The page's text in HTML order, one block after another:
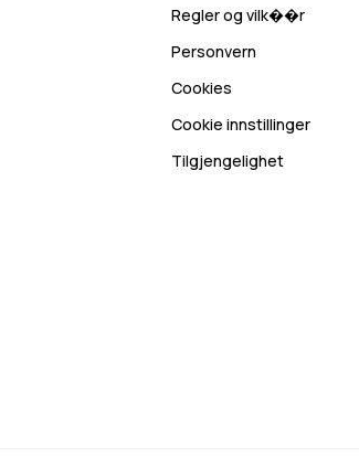
Regler og vilk��r
Personvern
Cookies
Cookie innstillinger
Tilgjengelighet